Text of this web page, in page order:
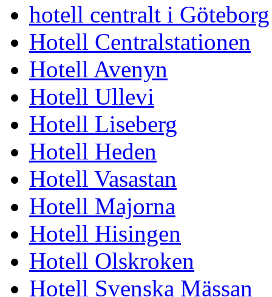
hotell centralt i Göteborg
Hotell Centralstationen
Hotell Avenyn
Hotell Ullevi
Hotell Liseberg
Hotell Heden
Hotell Vasastan
Hotell Majorna
Hotell Hisingen
Hotell Olskroken
Hotell Svenska Mässan